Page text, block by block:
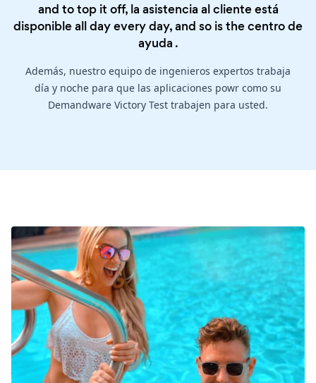
and to top it off, la asistencia al cliente está
disponible all day every day, and so is thecentro de
ayuda .
Además, nuestro equipo de ingenieros expertos trabaja
día y noche para que las aplicaciones powr como su
Demandware Victory Test trabajen para usted.